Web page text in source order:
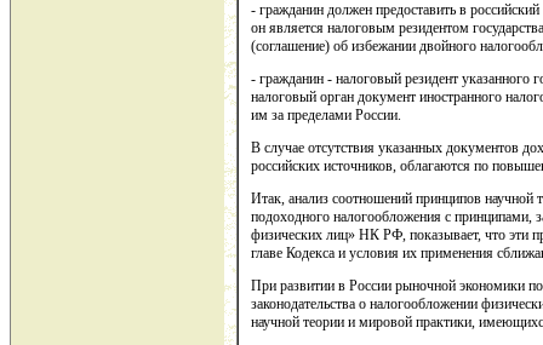
- гражданин должен предоставить в
он является налоговым резидентом
(соглашение) об избежании двойного
- гражданин - налоговый резидент указанного
налоговый орган документ иностранного
им за пределами России.
В случае отсутствия указанных документов
российских источников, облагаются по
Итак, анализ соотношений принципов научной
подоходного налогообложения с принципами,
физических лиц» НК РФ, показывает, что эти
главе Кодекса и условия их применения
При развитии в России рыночной экономики
законодательства о налогообложении
научной теории и мировой практики,